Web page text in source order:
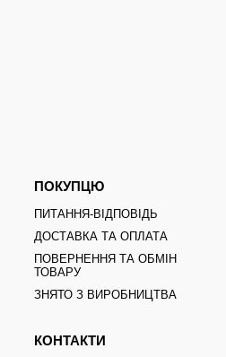
ПОКУПЦЮ
ПИТАННЯ-ВІДПОВІДЬ
ДОСТАВКА ТА ОПЛАТА
ПОВЕРНЕННЯ ТА ОБМІН
ТОВАРУ
ЗНЯТО З ВИРОБНИЦТВА
КОНТАКТИ